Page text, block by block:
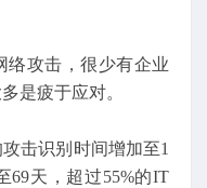
络攻击，很少有企业
是疲于应对。
击识别时间增加至1
69天，超过55%的IT